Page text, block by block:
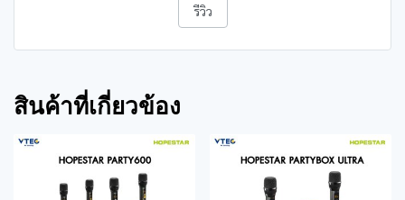
รีวิว
สินค้าที่เกี่ยวข้อง